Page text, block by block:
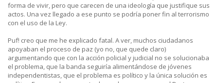
forma de vivir, pero que carecen de una ideología que justifique sus
actos. Una vez llegado a ese punto se podría poner fin al terrorismo
con el uso de la Ley.
Puf! creo que me he explicado fatal. A ver, muchos ciudadanos
apoyaban el proceso de paz (yo no, que quede claro)
argumentando que con la acción policial y judicial no se solucionaba
el problema, que la banda seguiría alimentándose de jóvenes
independentistas, que el problema es político y la única solución es